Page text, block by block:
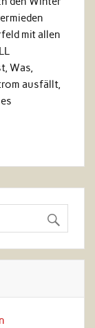
mit allen
Was,
ausfällt,